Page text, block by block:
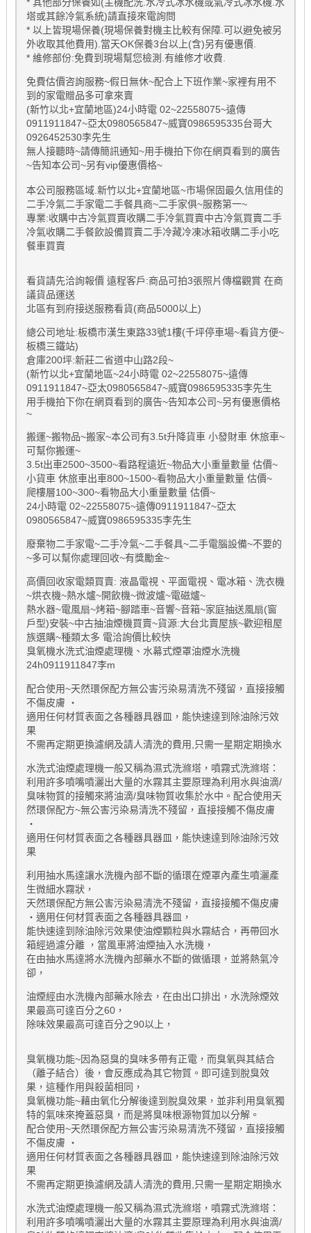
塔或其餘冷氣系統)請直接來電詢問
* 以上皆現場保養(現場保養對機主比較有保障.可以避免被另
外收取其他費用).當天OK保養3台以上(含)另有優惠價.
* 維修部份:免費到現場幫您檢測.有維修才收費.
免費估價咨詢服務~假日無休~配合上下班作業~家裡有用不
到的家電贈品多可拿來賣
(新竹以北+宜蘭地區)24小時電 02~22558075~遠傳
0911911847~亞太0980565847~威寶0986595335台哥大
0926452530李先生
無人接聽時~請傳簡訊通知~用手機拍下你在網頁看到的廣告
~告知本公司~另有vip優惠價格~
本公司服務區域.新竹以北+宜蘭地區~市場保固最久信用佳的
二手冷氣二手家電二手餐具商~二手家俱~服務第一~
專業:收購中古冷氣買賣收購二手冷氣買賣中古冷氣買賣二手
冷氣收購二手餐飲設備買賣二手冷藏冷凍冰箱收購二手小吃
餐車買賣
看貨請先洽詢報價 遠程客戶:商品可拍3張照片傳檔觀賞 在商
議貨品運送
北區有到府接送服務看貨(商品5000以上)
總公司地址:板橋市漢生東路33號1樓(千坪停車場~看貨方便~
板橋三鐵站)
倉庫200坪:新莊二省道中山路2段~
(新竹以北+宜蘭地區~24小時電 02~22558075~遠傳
0911911847~亞太0980565847~威寶0986595335李先生
用手機拍下你在網頁看到的廣告~告知本公司~另有優惠價格
~
搬運~搬物品~搬家~本公司有3.5t升降貨車 小發財車 休旅車~
可幫你搬運~
3.5t出車2500~3500~看路程遠近~物品大小重量數量 估價~
小貨車 休旅車出車800~1500~看物品大小重量數量 估價~
爬樓層100~300~看物品大小重量數量 估價~
24小時電 02~22558075~遠傳0911911847~亞太
0980565847~威寶0986595335李先生
廢棄物二手家電~二手冷氣~二手餐具~二手電腦設備~不要的
~多可以幫你處理回收~有獎勵金~
高價回收家電類買賣: 液晶電視、平面電視、電冰箱、洗衣機
~烘衣機~熱水爐~開飲機~微波爐~電磁爐~
熱水器~電風扇~烤箱~腳踏車~音響~音箱~家庭抽送風扇(窗
戶型)安裝~中古抽油煙機買賣~貨源:大台北賣屋族~歡迎租屋
族選購~種類太多 電洽詢價比較快
臭氧機水洗式油煙處理機、水幕式煙罩油煙水洗機
24h0911911847李m
配合使用~天然環保配方無公害污染易清洗不殘留，直接接觸
不傷皮膚 ‧
適用任何材質表面之各種器具器皿，能快速達到除油除污效
果
不需再定期更換濾網及請人清洗的費用,只需一星期定期換水
水洗式油煙處理機一般又稱為濕式洗滌塔，噴霧式洗滌塔：
利用許多噴嘴噴灑出大量的水霧其主要原理為利用水與油滴/
臭味物質的接觸來將油滴/臭味物質收集於水中。配合使用天
然環保配方~無公害污染易清洗不殘留，直接接觸不傷皮膚
‧
適用任何材質表面之各種器具器皿，能快速達到除油除污效
果
利用抽水馬達讓水洗機內部不斷的循環在煙罩內產生噴灑產
生微細水霧狀，
天然環保配方無公害污染易清洗不殘留，直接接觸不傷皮膚
‧適用任何材質表面之各種器具器皿，
能快速達到除油除污效果使油煙顆粒與水霧結合，再帶回水
箱經過濾分離 ，當風車將油煙抽入水洗機，
在由抽水馬達將水洗機內部藥水不斷的做循環，並將熱氣冷
卻，
油煙經由水洗機內部藥水除去，在由出口排出，水洗除煙效
果最高可達百分之60，
除味效果最高可達百分之90以上，
臭氧機功能~因為惡臭的臭味多帶有正電，而臭氧與其結合
（離子結合）後，會反應成為其它物質。即可達到脫臭效
果，這種作用與殺菌相同，
臭氧機功能~藉由氧化分解後達到脫臭效果，並非利用臭氧獨
特的氣味來掩蓋惡臭，而是將臭味根源物質加以分解。
配合使用~天然環保配方無公害污染易清洗不殘留，直接接觸
不傷皮膚 ‧
適用任何材質表面之各種器具器皿，能快速達到除油除污效
果
不需再定期更換濾網及請人清洗的費用,只需一星期定期換水
水洗式油煙處理機一般又稱為濕式洗滌塔，噴霧式洗滌塔：
利用許多噴嘴噴灑出大量的水霧其主要原理為利用水與油滴/